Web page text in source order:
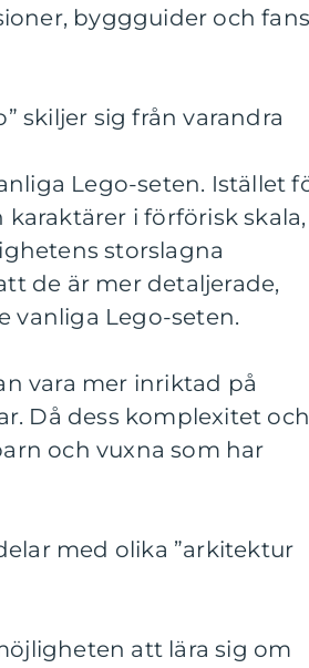
byggguider och fans
skiljer sig från varandra
Lego-seten. Istället
i förförisk skala,
storslagna
de är mer detaljerade,
vanliga Lego-seten.
vara mer inriktad på
Då dess komplexitet och
och vuxna som har
med olika ”arkitektur
att lära sig om